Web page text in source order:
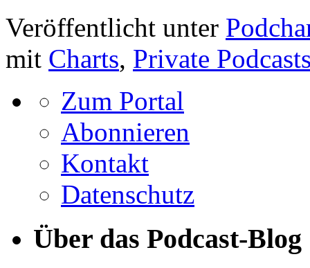
Veröffentlicht unter
mit Charts, Private
Zum Portal
Abonnieren
Kontakt
Datenschutz
Über das Podcast-Blog